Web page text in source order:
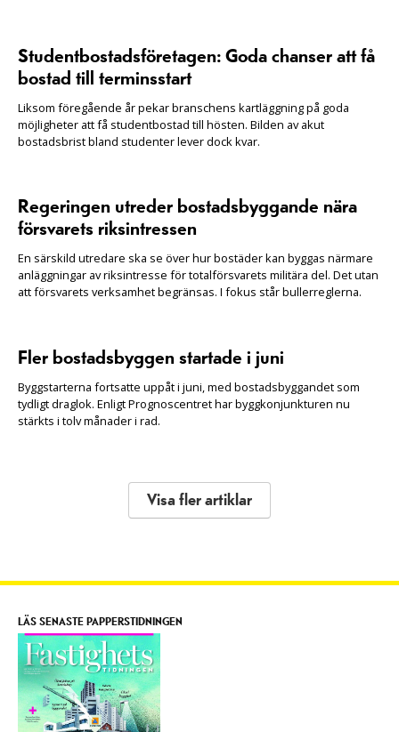
Studentbostadsföretagen: Goda chanser att få
bostad till terminsstart
Liksom föregående år pekar branschens kartläggning på goda
möjligheter att få studentbostad till hösten. Bilden av akut
bostadsbrist bland studenter lever dock kvar.
Regeringen utreder bostadsbyggande nära
försvarets riksintressen
En särskild utredare ska se över hur bostäder kan byggas närmare
anläggningar av riksintresse för totalförsvarets militära del. Det utan
att försvarets verksamhet begränsas. I fokus står bullerreglerna.
Fler bostadsbyggen startade i juni
Byggstarterna fortsatte uppåt i juni, med bostadsbyggandet som
tydligt draglok. Enligt Prognoscentret har byggkonjunkturen nu
stärkts i tolv månader i rad.
Visa fler artiklar
LÄS SENASTE PAPPERSTIDNINGEN